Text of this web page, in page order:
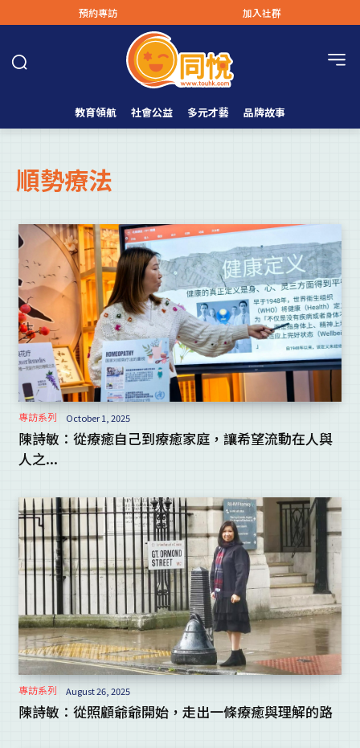
預約專訪 加入社群
教育領航 社會公益 多元才藝 品牌故事
順勢療法
專訪系列 October 1, 2025
陳詩敏：從療癒自己到療癒家庭，讓希望流動在人與
人之...
專訪系列 August 26, 2025
陳詩敏：從照顧爺爺開始，走出一條療癒與理解的路